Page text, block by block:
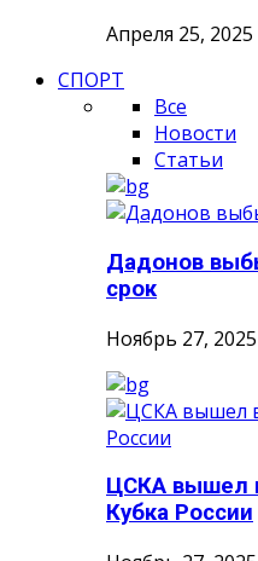
Апреля 25, 2025
СПОРТ
Все
Новости
Статьи
Дадонов
срок
Ноябрь 27, 2025
ЦСКА вышел
Кубка России